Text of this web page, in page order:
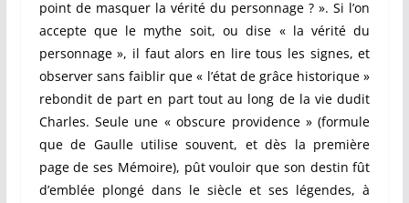
point de masquer la vérité du personnage ? ». Si l’on
accepte que le mythe soit, ou dise « la vérité du
personnage », il faut alors en lire tous les signes, et
observer sans faiblir que « l’état de grâce historique »
rebondit de part en part tout au long de la vie dudit
Charles. Seule une « obscure providence » (formule
que de Gaulle utilise souvent, et dès la première
page de ses Mémoire), pût vouloir que son destin fût
d’emblée plongé dans le siècle et ses légendes, à